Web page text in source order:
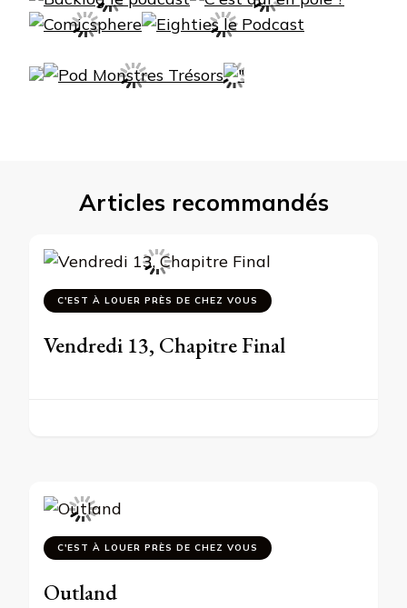
Articles recommandés
C'EST À LOUER PRÈS DE CHEZ VOUS
Vendredi 13, Chapitre Final
C'EST À LOUER PRÈS DE CHEZ VOUS
Outland